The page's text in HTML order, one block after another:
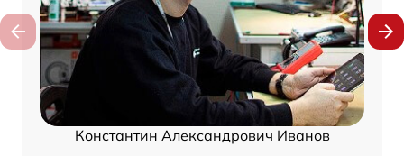
Константин Александрович Иванов